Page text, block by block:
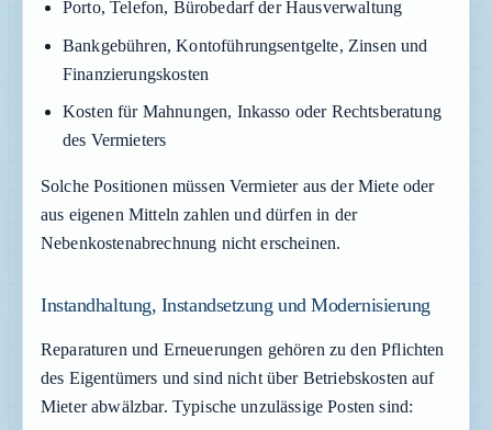
Porto, Telefon, Bürobedarf der Hausverwaltung
Bankgebühren, Kontoführungsentgelte, Zinsen und
Finanzierungskosten
Kosten für Mahnungen, Inkasso oder Rechtsberatung
des Vermieters
Solche Positionen müssen Vermieter aus der Miete oder
aus eigenen Mitteln zahlen und dürfen in der
Nebenkostenabrechnung nicht erscheinen.
Instandhaltung, Instandsetzung und Modernisierung
Reparaturen und Erneuerungen gehören zu den Pflichten
des Eigentümers und sind nicht über Betriebskosten auf
Mieter abwälzbar. Typische unzulässige Posten sind: